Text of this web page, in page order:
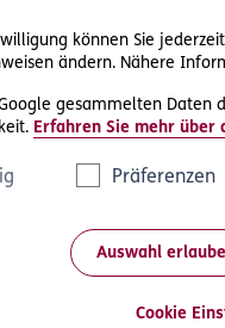
können Sie
ändern. Nähere
gesammelten Daten
Erfahren Sie mehr über
Präferenzen
Auswahl
Cookie
erbrachten
von der
Streitwert,
kosten kann, können
ist hier klar im Vorteil.
die Prozess-,